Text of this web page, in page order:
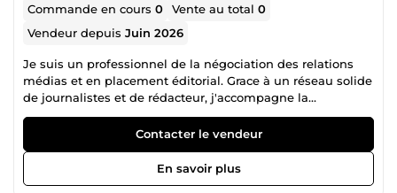
Commande en cours0 Vente au total0
Vendeur depuisJuin 2026
Je suis un professionnel de la négociation des relations
médias et en placement éditorial. Grace à un réseau solide
de journalistes et de rédacteur, j'accompagne la
publication d'article et négocie les condition de
publication. Ce que j'apporte: Placement d'articles dans
des médias cible ( généraliste ou spécialisés ). Négociation
des conditions de publication. Surveillance de la garantie
de votre publication. ( en général la garantie est de 1 an )
Contacter le vendeur
En savoir plus